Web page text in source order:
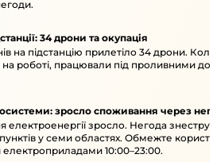
34 дрони та окупація
на підстанцію прилетіло 34 дрони.
роботі, працювали під проливними
зросло споживання через
електроенергії зросло. Негода
у семи областях. Обмежте
10:00–23:00.